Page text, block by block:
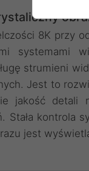
8K przy
systemami
strumieni
Jest to
jakość detali
Stała kontrola
jest